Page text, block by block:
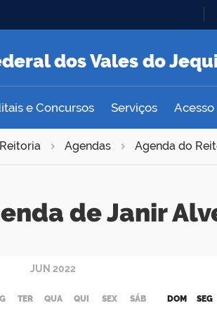
dos Vales do
e Concursos Serviços
Reitoria Agendas Agenda do
de Janir
JUN 2022
TER QUA QUI SEX SÁB DOM SEG